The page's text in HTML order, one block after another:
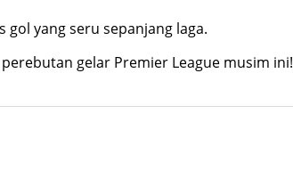
yang seru sepanjang laga.
gelar Premier League musim ini!